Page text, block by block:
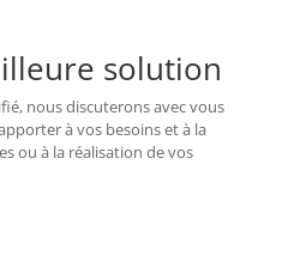
solution
nous discuterons avec vous
à vos besoins et à la
ou à la réalisation de vos